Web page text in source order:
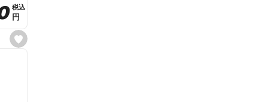
s
e
税込
税込
円
円